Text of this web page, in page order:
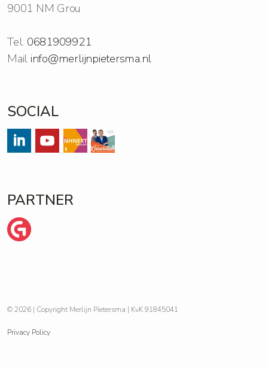
9001 NM Grou
Tel. 0681909921
Mail info@merlijnpietersma.nl
SOCIAL
PARTNER
© 2026 | Copyright Merlijn Pietersma | KvK 91845041
Privacy Policy